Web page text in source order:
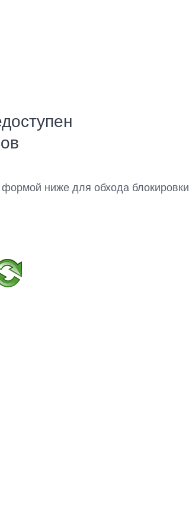
ниже для обхода блокировки